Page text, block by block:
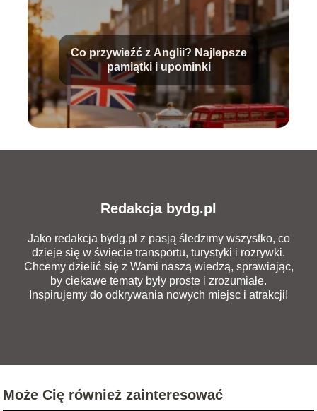
Co przywieźć z Anglii? Najlepsze
pamiątki i upominki
Redakcja bydg.pl
Jako redakcja bydg.pl z pasją śledzimy wszystko, co
dzieje się w świecie transportu, turystyki i rozrywki.
Chcemy dzielić się z Wami naszą wiedzą, sprawiając,
by ciekawe tematy były proste i zrozumiałe.
Inspirujemy do odkrywania nowych miejsc i atrakcji!
Może Cię również zainteresować